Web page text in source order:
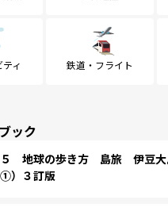
ィ 鉄道・フライト
ック
５ 地球の歩き方 島旅 伊豆
）３訂版